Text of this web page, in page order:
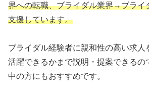
界への転職、ブライダル業界→ブライ
支援しています。
ブライダル経験者に親和性の高い求人
活躍できるかまで説明・提案できるの
中の方にもおすすめです。